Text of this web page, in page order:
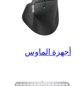
أجهزة الماوس